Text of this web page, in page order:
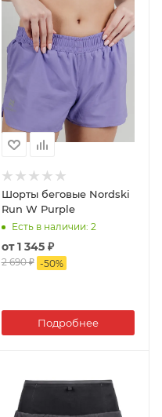
Шорты беговые Nordski
Run W Purple
Есть в наличии: 2
от1 345 ₽
2 690 ₽ -50%
Подробнее